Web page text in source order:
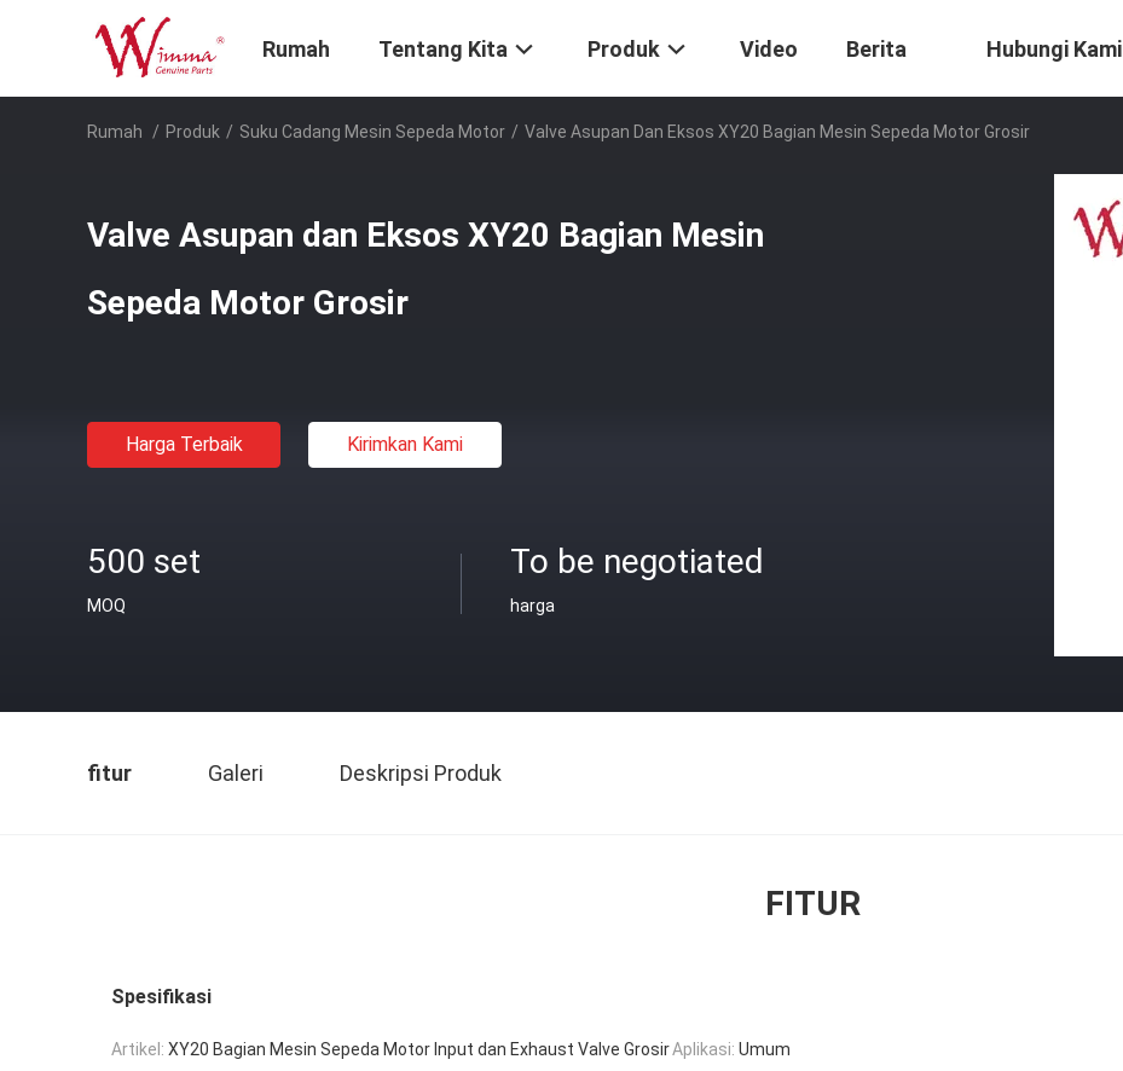
Rumah Tentang Kita Produk Video Berita Hubungi Kami
Rumah / Produk / Suku Cadang Mesin Sepeda Motor / Valve Asupan Dan Eksos XY20 Bagian Mesin Sepeda Motor Grosir
Valve Asupan dan Eksos XY20 Bagian Mesin
Sepeda Motor Grosir
Harga Terbaik Kirimkan Kami
500 set
MOQ
To be negotiated
harga
fitur Galeri Deskripsi Produk
FITUR
Spesifikasi
Artikel: XY20 Bagian Mesin Sepeda Motor Input dan Exhaust Valve GrosirAplikasi: Umum